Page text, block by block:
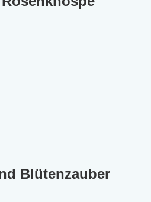
Blütenzauber